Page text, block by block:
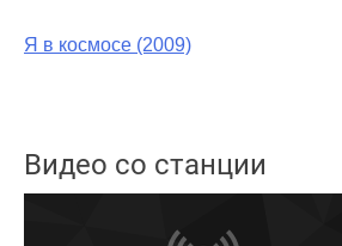
Я в космосе (2009)
Видео со станции